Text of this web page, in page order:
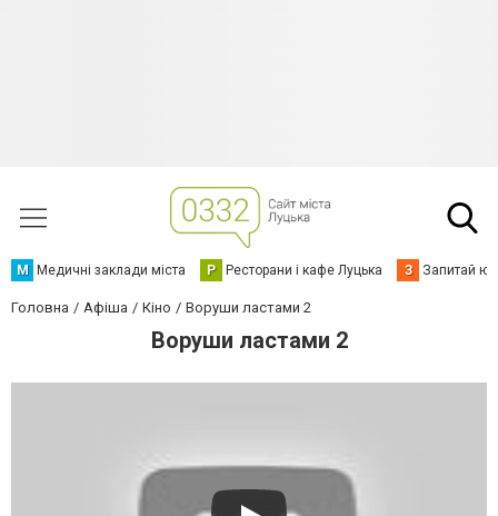
М Медичні заклади міста Р Ресторани і кафе Луцька З Запитай
Головна Афіша Кіно Воруши ластами 2
Воруши ластами 2